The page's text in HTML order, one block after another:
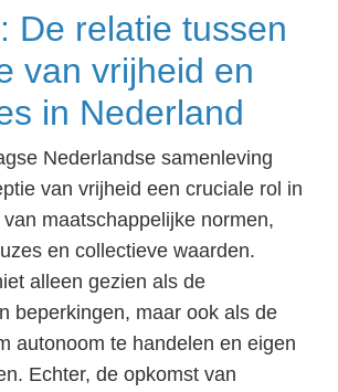
De relatie tussen
van vrijheid en
in Nederland
Nederlandse samenleving
van vrijheid een cruciale rol in
maatschappelijke normen,
en collectieve waarden.
alleen gezien als de
beperkingen, maar ook als de
autonoom te handelen en eigen
Echter, de opkomst van